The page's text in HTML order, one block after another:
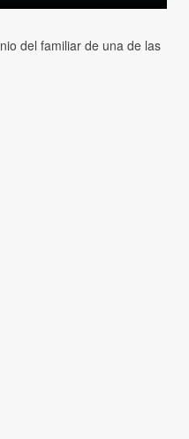
del familiar de una de las